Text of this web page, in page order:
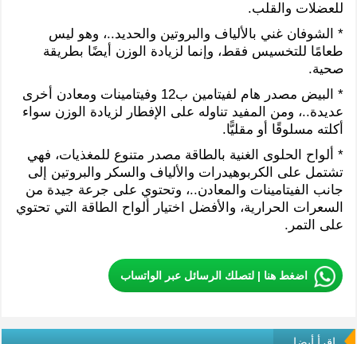
للعضلات والقلب.
* الشوفان غني بالألياف والبروتين والحديد..، وهو ليس
طعامًا للتخسيس فقط، وإنما لزيادة الوزن أيضًا بطريقة
صحية.
* البيض مصدر هام لفيتامين ب12 وفيتامينات ومعادن أخرى
عديدة..، ومن المفيد تناوله على الإفطار لزيادة الوزن سواء
أكلته مسلوقًا أو مقليًّا.
* ألواح الحلوى الغنية بالطاقة مصدر متنوع للمغذيات، فهي
تشتمل على الكربوهيدرات والألياف والسكر والبروتين إلى
جانب الفيتامينات والمعادن..، وتحتوي على جرعة جيدة من
السعرات الحرارية، والأفضل اختيار ألواح الطاقة التي تحتوي
على التمر.
اضغط هنا | لتصلك الرسائل عبر الواتساب